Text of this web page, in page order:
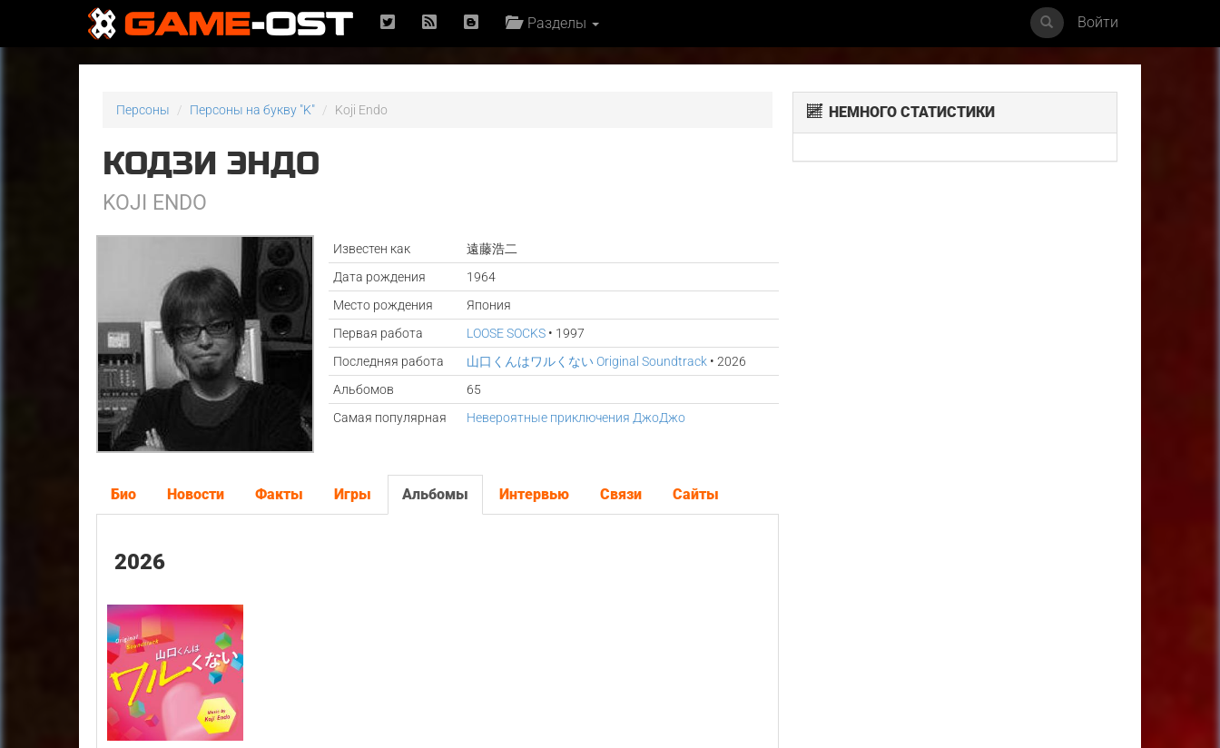
Разделы Войти
Персоны Персоны на букву "K" Koji Endo
КОДЗИ ЭНДО
KOJI ENDO
Известен как
遠藤浩二
Дата рождения
1964
Место рождения
Япония
Первая работа
LOOSE SOCKS• 1997
Последняя работа
山口くんはワルくない Original Soundtrack• 2026
Альбомов
65
Самая популярная
Невероятные приключения ДжоДжо
Био Новости Факты Игры Альбомы Интервью Связи Сайты
2026
НЕМНОГО СТАТИСТИКИ